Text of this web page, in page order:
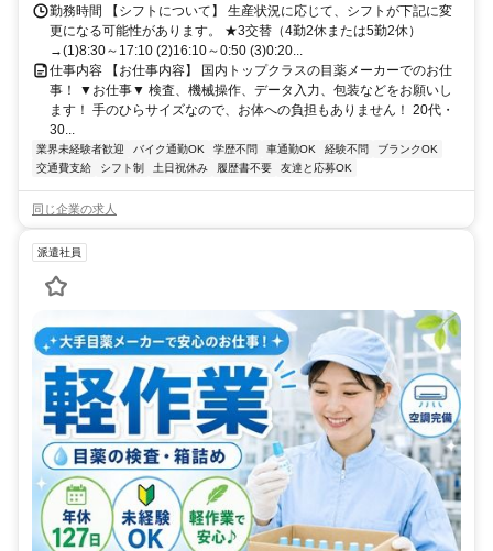
勤務時間 【シフトについて】 生産状況に応じて、シフトが下記に変
更になる可能性があります。 ★3交替（4勤2休または5勤2休）
→(1)8:30～17:10 (2)16:10～0:50 (3)0:20...
仕事内容 【お仕事内容】 国内トップクラスの目薬メーカーでのお仕
事！ ▼お仕事▼ 検査、機械操作、データ入力、包装などをお願いし
ます！ 手のひらサイズなので、お体への負担もありません！ 20代・
30...
業界未経験者歓迎 バイク通勤OK 学歴不問 車通勤OK 経験不問
ブランクOK
交通費支給
シフト制 土日祝休み 履歴書不要 友達と応募OK
同じ企業の求人
派遣社員